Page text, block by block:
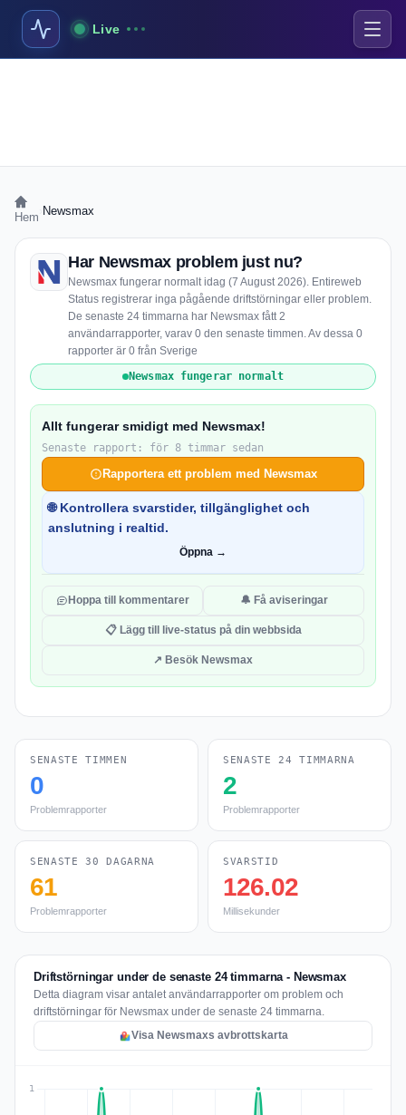
Live
Hem Newsmax
Har Newsmax problem just nu?
Newsmax fungerar normalt idag (7 August 2026). Entireweb
Status registrerar inga pågående driftstörningar eller problem.
De senaste 24 timmarna har Newsmax fått 2
användarrapporter, varav 0 den senaste timmen. Av dessa 0
rapporter är 0 från Sverige
Newsmax fungerar normalt
Allt fungerar smidigt med Newsmax!
Senaste rapport: för 8 timmar sedan
Rapportera ett problem med Newsmax
🌐 Kontrollera svarstider, tillgänglighet och
anslutning i realtid.
Öppna →
Hoppa till kommentarer 🔔 Få aviseringar
📋 Lägg till live-status på din webbsida
↗ Besök Newsmax
SENASTE TIMMEN
0
Problemrapporter
SENASTE 24 TIMMARNA
2
Problemrapporter
SENASTE 30 DAGARNA
61
Problemrapporter
SVARSTID
126.02
Millisekunder
Driftstörningar under de senaste 24 timmarna - Newsmax
Detta diagram visar antalet användarrapporter om problem och
driftstörningar för Newsmax under de senaste 24 timmarna.
Visa Newsmaxs avbrottskarta